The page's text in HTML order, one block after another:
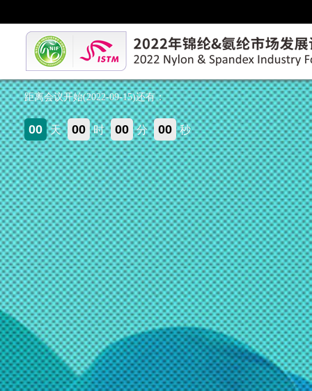
距离会议开始(2022-09-15)还有：
00 天 00 时 00 分 00 秒